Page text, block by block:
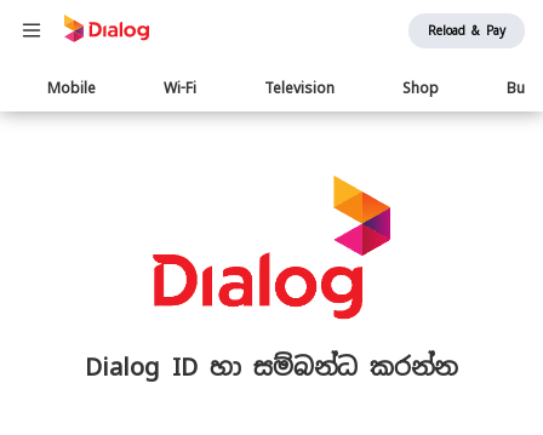
Reload & Pay
Main
navigation
Mobile Wi-Fi Television Shop
Dialog ID හා සම්බන්ධ කරන්න